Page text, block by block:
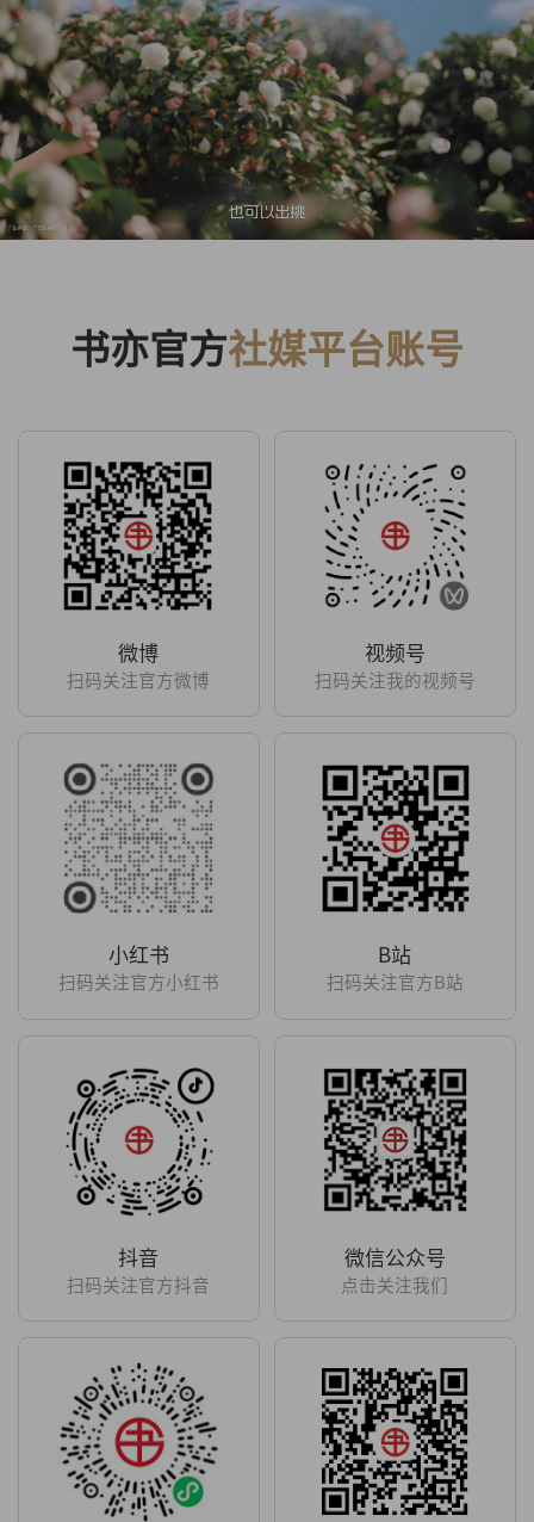
书亦官方社媒平台账号
微博
扫码关注官方微博
视频号
扫码关注我的视频号
小红书
扫码关注官方小红书
B站
扫码关注官方B站
抖音
扫码关注官方抖音
微信公众号
点击关注我们